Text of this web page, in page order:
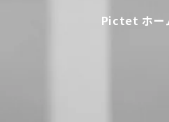
Pictet ホー